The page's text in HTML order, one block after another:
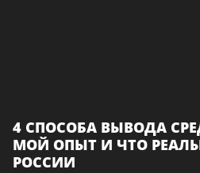
4 СПОСОБА ВЫВОДА
МОЙ ОПЫТ И ЧТО
РОССИИ